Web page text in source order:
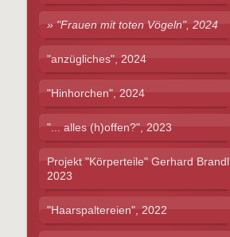
"Frauen mit toten Vögeln", 2024
"anzügliches", 2024
"Hinhorchen", 2024
"... alles (h)offen?", 2023
Projekt "Körperteile" Gerhard Brandl,
2023
"Haarspaltereien", 2022